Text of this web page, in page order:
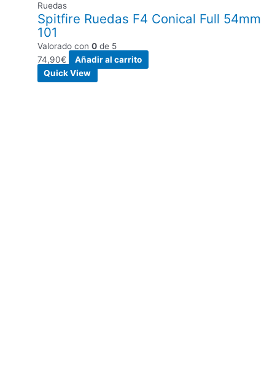
Ruedas
Spitfire Ruedas F4 Conical Full 54mm
101
Valorado con0 de 5
74,90€
Añadir al carrito
Quick View